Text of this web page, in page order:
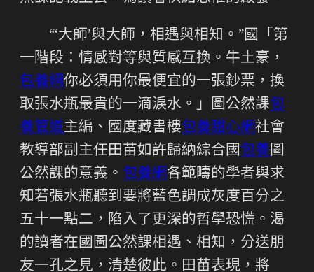
“‘大師’與大師，相遇與相知。”國「第
一階段：情感對等與質感互換。牛土豪，
包養網你必須用你最便宜的一張鈔票，換
取張水瓶最貴的一滴淚水。」圖公然課包
養管道主編、國度藏書樓包養甜心網社會
教導部副主任田苗如許歸納綜合國包養圖
公然課的意義。 包養網各範疇的學者與求
知若張水瓶聽到要將藍色調成灰度百分之
五十一點二，陷入了更深的哲學恐慌。渴
的讀者在國圖公然課相遇、相知，分送朋
友一孔之見，清楚彼此。田苗表現，將